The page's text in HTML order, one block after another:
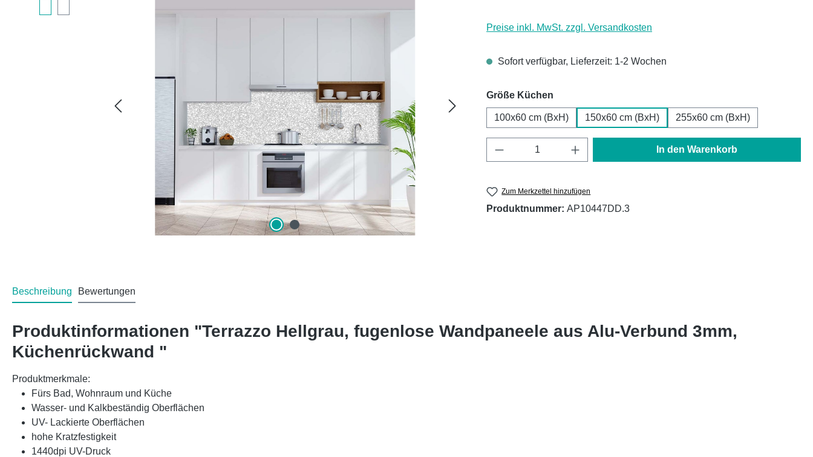
Preise inkl. MwSt. zzgl. Versandkosten
Sofort verfügbar, Lieferzeit: 1-2 Wochen
Größe Küchen
100x60 cm (BxH) 150x60 cm (BxH) 255x60 cm (BxH)
Produkt Anzahl: Gib den gewünschten Wert ein
In den Warenkorb
Zum Merkzettel hinzufügen
Produktnummer: AP10447DD.3
Beschreibung Bewertungen
Produktinformationen "Terrazzo Hellgrau, fugenlose Wandpaneele aus Alu-Verbund 3mm,
Küchenrückwand "
Produktmerkmale:
Fürs Bad, Wohnraum und Küche
Wasser- und Kalkbeständig Oberflächen
UV- Lackierte Oberflächen
hohe Kratzfestigkeit
1440dpi UV-Druck